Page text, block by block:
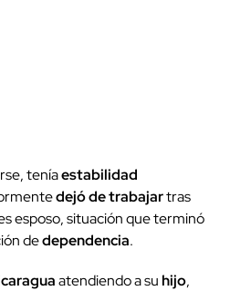
teníaestabilidad
dejó de trabajartras
esposo, situación que terminó
dedependencia.
atendiendo a suhijo,